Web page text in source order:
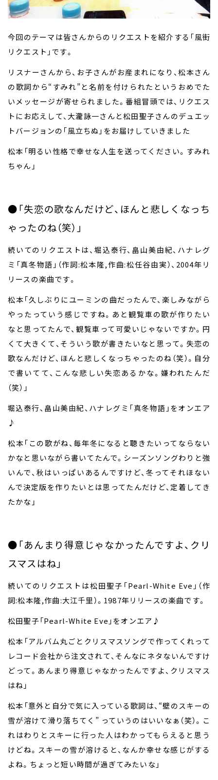
今回のテーマは皆さんからのリクエストを紹介する「風街
リクエスト」です。
リスナーさんから、お子さんがお産まれになり、松本さん
の歌詞から“すみれ”と名前を付けられたというおめでた
いメッセージが寄せられました。番組冒頭では、リクエス
トにお応えして、大瀧詠一さんと松田聖子さんのデュエッ
トバージョンの「風立ちぬ」をお届けしていきました
松本「明るい性格で幸せな人生を送ってください。すみれ
ちゃん」
●「失恋の歌なんだけど、ほんと悲しくなっち
ゃったのね（笑）」
続いてのリクエストは、堀込泰行、畠山美由紀、ハナレグ
ミ「真冬物語」（作詞:松本隆,作曲:松任谷由実）、 2004年リ
リースの楽曲です。
松本「久しぶりにユーミンの曲だったんで、楽しみながら
やったっていう感じですね。あと観覧車の歌が作りたい
なと思ってたんで、観覧車って可愛いじゃないですか。円
くて大きくて、そういう歌が書きたいなと思って。失恋の
歌なんだけど、ほんと悲しくなっちゃったのね（笑）。自分
で書いてて、こんな悲しい失恋あるかな。嫌われたんだ
（笑）」
堀込泰行、畠山美由紀、ハナレグミ「真冬物語」をオンエア
♪
松本「この歌がね、毎年冬になると聴きたいってならない
かなと思いながら書いてたんで。シーズンソングわりと強
いんで、秋はいっぱいあるんですけど、冬ってそれほない
んで決定版を作りたいとは思ってたんだけど、定着してき
たかな」
●「あんまり得意じゃなかったんですよ、クリ
スマスはね」
続いてのリクエストは松田聖子「Pearl-White Eve 」（作
詞:松本隆,作曲:大江千里）。 1987年リリースの楽曲です。
松田聖子「Pearl-White Eve 」をオンエア♪
松本「アルバム丸ごとクリスマスソングで作ってくれって
レコード会社から注文されて、そんなにネタないんですけ
どって。あんまり得意じゃなかったんですよ、クリスマス
はね」
松本「意外と自分で気に入っている歌詞は、“壁のスキーの
雪が溶けて滑り落ちてく” っていうのはいいなぁ（笑）。こ
れはわりとスキーに行った人はわかってもらえると思う
けどね。スキーの雪が溶けると、なんか幸せな感じがする
よね。ちょっと短い時間が過ぎてみたいな」